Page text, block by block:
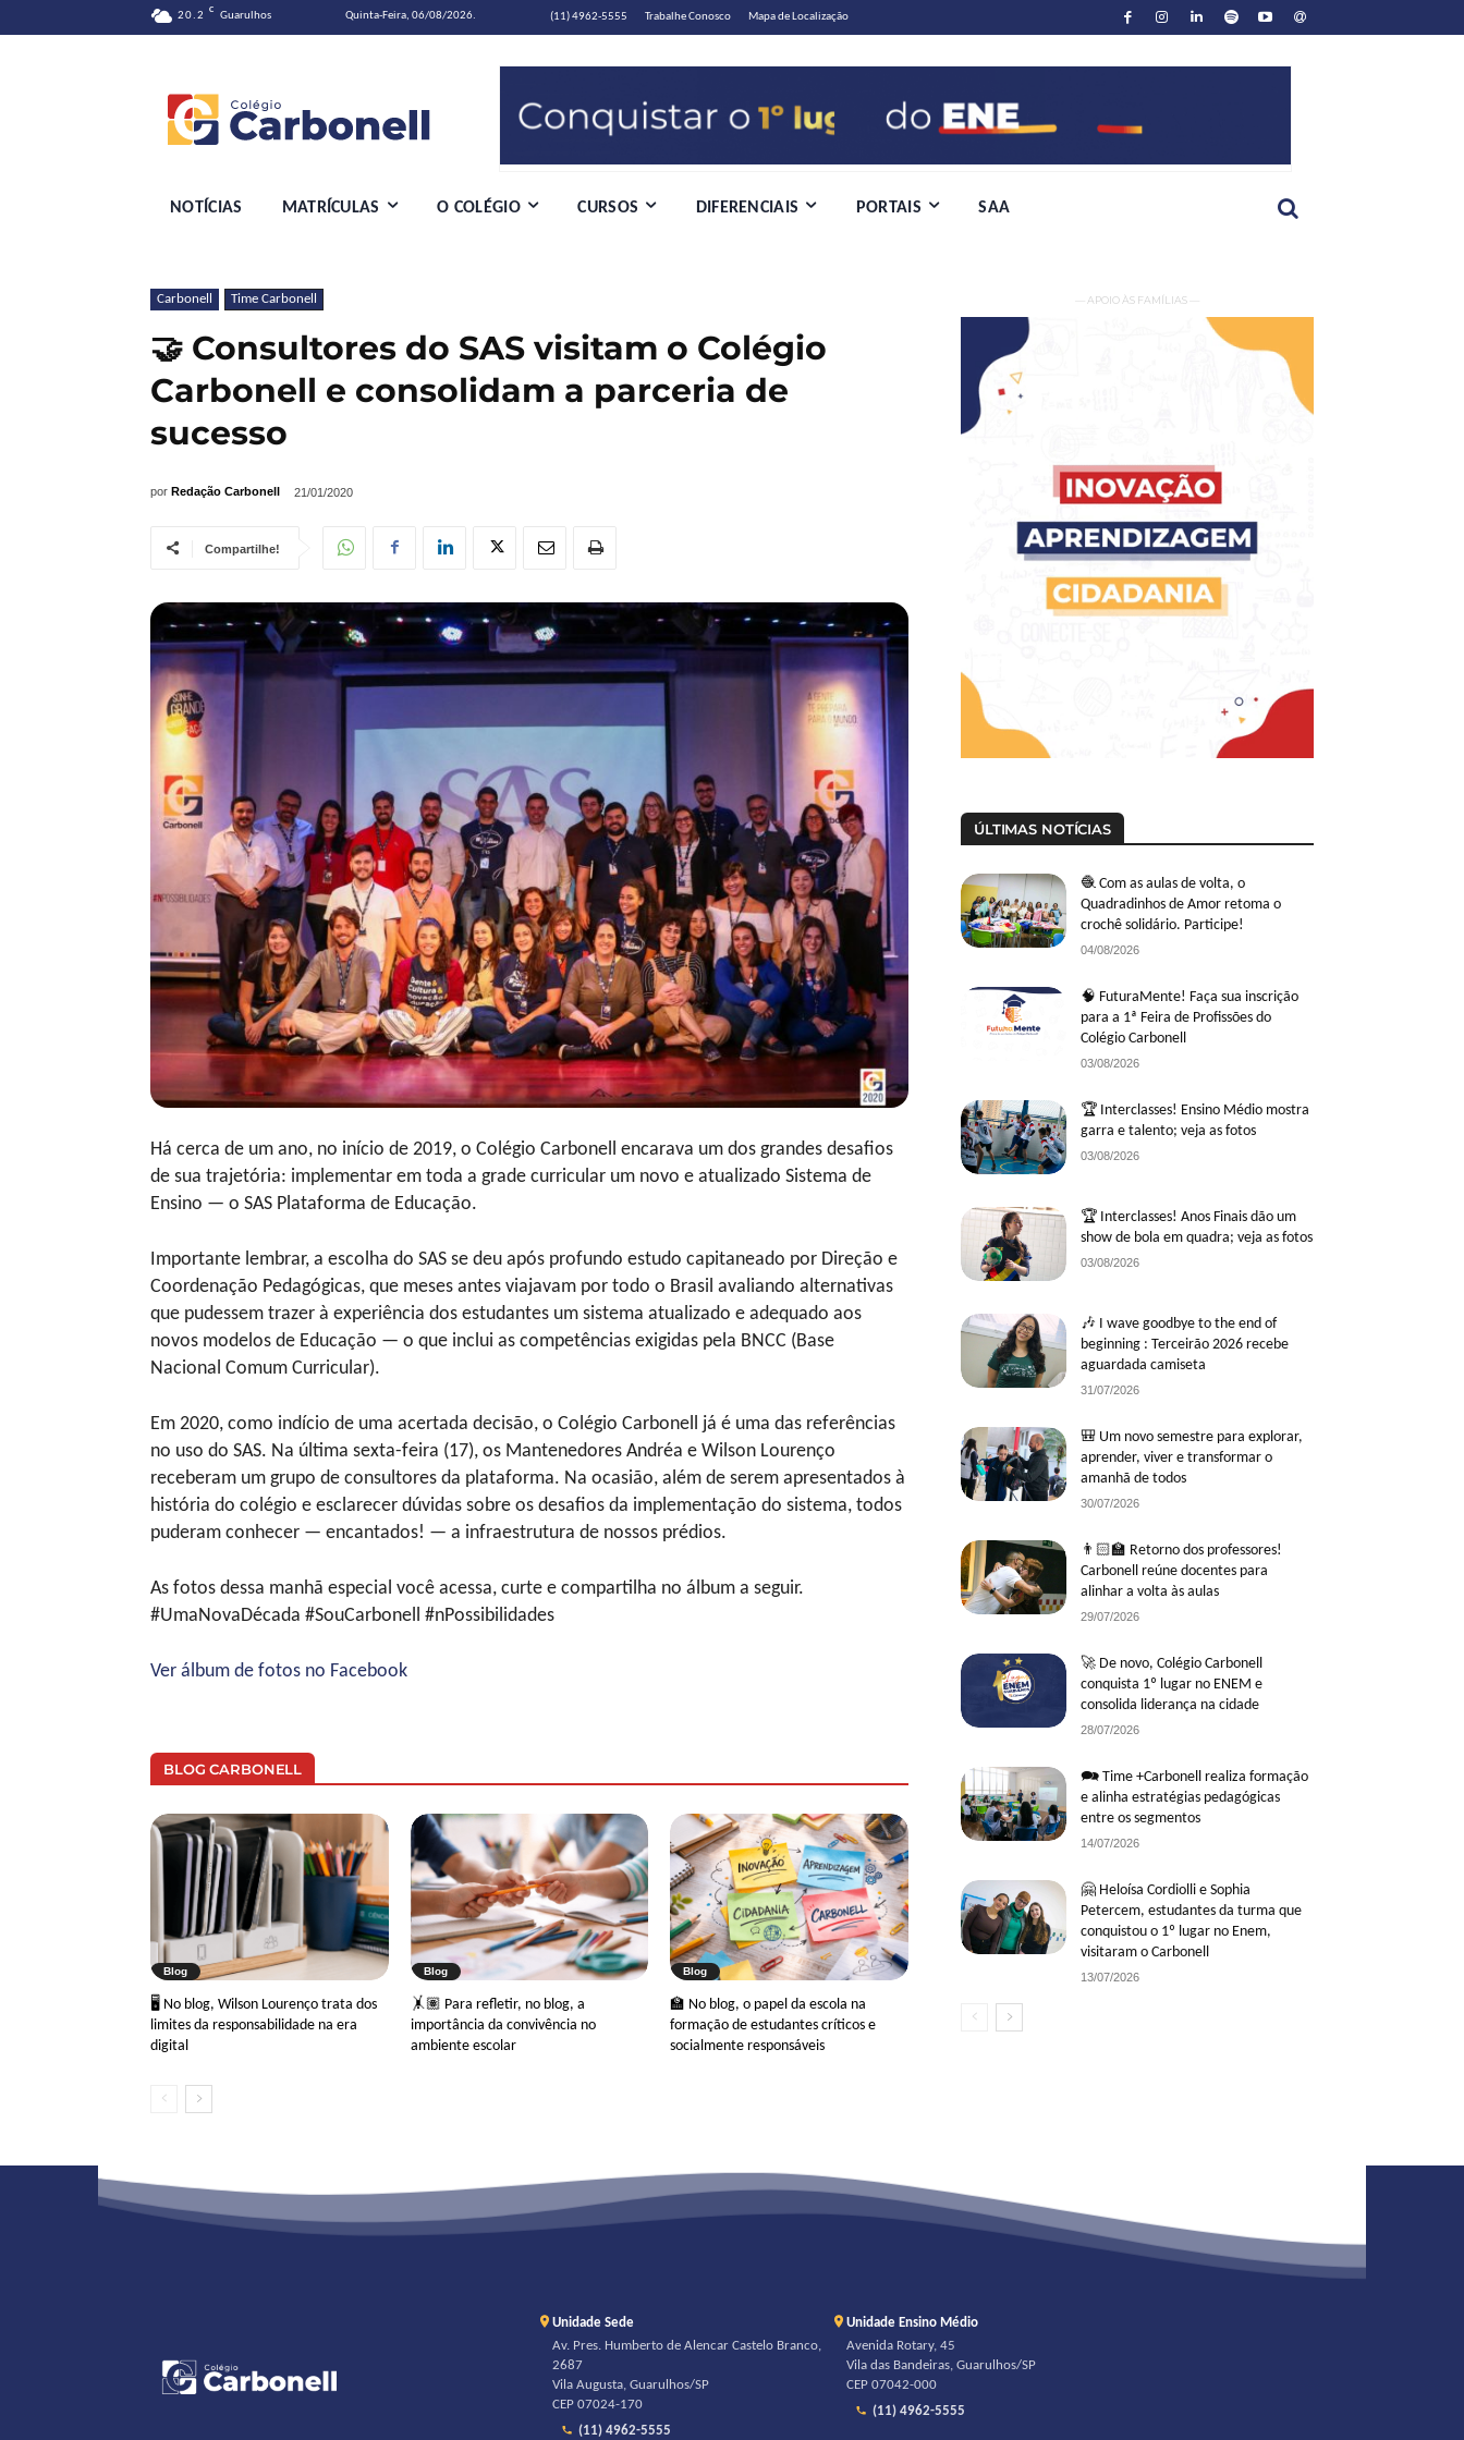
20.2 C Guarulhos Quinta-Feira, 06/08/2026. (11) 4962-5555 Trabalhe Conosco Mapa de Localização
NOTÍCIAS MATRÍCULAS O COLÉGIO CURSOS DIFERENCIAIS PORTAIS SAA
Carbonell Time Carbonell
🤝 Consultores do SAS visitam o Colégio
Carbonell e consolidam a parceria de
sucesso
por Redação Carbonell 21/01/2020
Compartilhe!
Há cerca de um ano, no início de 2019, o Colégio Carbonell encarava um dos grandes desafios
de sua trajetória: implementar em toda a grade curricular um novo e atualizado Sistema de
Ensino — o SAS Plataforma de Educação.
Importante lembrar, a escolha do SAS se deu após profundo estudo capitaneado por Direção e
Coordenação Pedagógicas, que meses antes viajavam por todo o Brasil avaliando alternativas
que pudessem trazer à experiência dos estudantes um sistema atualizado e adequado aos
novos modelos de Educação — o que inclui as competências exigidas pela BNCC (Base
Nacional Comum Curricular).
Em 2020, como indício de uma acertada decisão, o Colégio Carbonell já é uma das referências
no uso do SAS. Na última sexta-feira (17), os Mantenedores Andréa e Wilson Lourenço
receberam um grupo de consultores da plataforma. Na ocasião, além de serem apresentados à
história do colégio e esclarecer dúvidas sobre os desafios da implementação do sistema, todos
puderam conhecer — encantados! — a infraestrutura de nossos prédios.
As fotos dessa manhã especial você acessa, curte e compartilha no álbum a seguir.
#UmaNovaDécada #SouCarbonell #nPossibilidades
Ver álbum de fotos no Facebook
BLOG CARBONELL
Blog
🖥 No blog, Wilson Lourenço trata dos
limites da responsabilidade na era
digital
Blog
🤸🏽 Para refletir, no blog, a
importância da convivência no
ambiente escolar
Blog
🏫 No blog, o papel da escola na
formação de estudantes críticos e
socialmente responsáveis
— APOIO ÀS FAMÍLIAS —
ÚLTIMAS NOTÍCIAS
🧶 Com as aulas de volta, o
Quadradinhos de Amor retoma o
crochê solidário. Participe!
04/08/2026
🧠 FuturaMente! Faça sua inscrição
para a 1ª Feira de Profissões do
Colégio Carbonell
03/08/2026
🏆 Interclasses! Ensino Médio mostra
garra e talento; veja as fotos
03/08/2026
🏆 Interclasses! Anos Finais dão um
show de bola em quadra; veja as fotos
03/08/2026
🎶 I wave goodbye to the end of
beginning : Terceirão 2026 recebe
aguardada camiseta
31/07/2026
🎒 Um novo semestre para explorar,
aprender, viver e transformar o
amanhã de todos
30/07/2026
👨🏻‍🏫 Retorno dos professores!
Carbonell reúne docentes para
alinhar a volta às aulas
29/07/2026
🚀 De novo, Colégio Carbonell
conquista 1º lugar no ENEM e
consolida liderança na cidade
28/07/2026
🗪 Time +Carbonell realiza formação
e alinha estratégias pedagógicas
entre os segmentos
14/07/2026
🤗 Heloísa Cordiolli e Sophia
Petercem, estudantes da turma que
conquistou o 1º lugar no Enem,
visitaram o Carbonell
13/07/2026
Unidade Sede
Av. Pres. Humberto de Alencar Castelo Branco,
2687
Vila Augusta, Guarulhos/SP
CEP 07024-170
(11) 4962-5555
Unidade Ensino Médio
Avenida Rotary, 45
Vila das Bandeiras, Guarulhos/SP
CEP 07042-000
(11) 4962-5555